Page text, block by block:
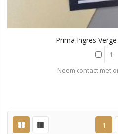
Prima Ingres
Neem contact met
1